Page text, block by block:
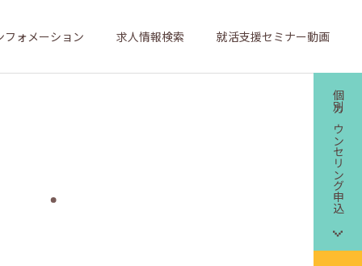
フォメーション 求人情報検索 就活支援セミナー動画
個別カウンセリング申込